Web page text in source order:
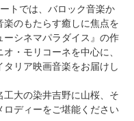
トでは、バロック音楽か
のもたらす癒しに焦点を
ーシネマパラダイス』の作
・モリコーネを中心に、
リア映画音楽をお届けし
大の染井吉野に山桜、そ
ロディーをご堪能ください